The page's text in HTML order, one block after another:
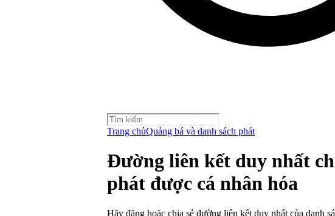
Trang chủQuảng bá và danh sách phát
Đường liên kết duy nhất
phát được cá nhân hóa
Hãy đăng hoặc chia sẻ đường liên kết duy nhất của danh